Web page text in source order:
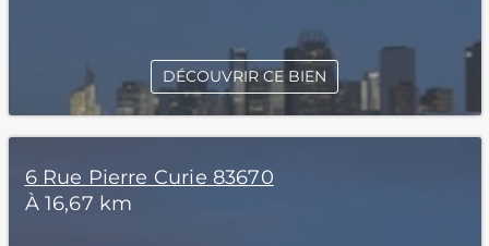
DÉCOUVRIR CE BIEN
6 Rue Pierre Curie 83670
À 16,67 km